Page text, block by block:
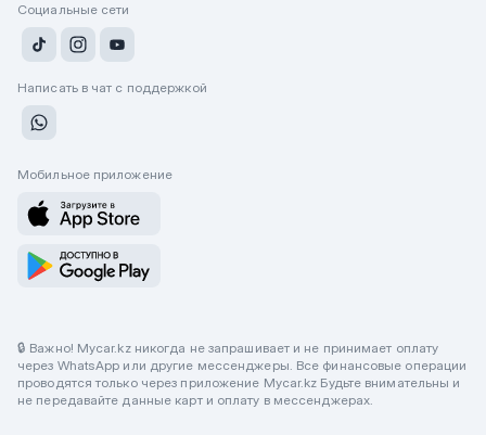
Социальные сети
Написать в чат с поддержкой
Мобильное приложение
🔒 Важно! Mycar.kz никогда не запрашивает и не принимает оплату
через WhatsApp или другие мессенджеры. Все финансовые операции
проводятся только через приложение Mycar.kz Будьте внимательны и
не передавайте данные карт и оплату в мессенджерах.